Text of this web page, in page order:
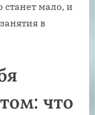
станет мало, и
в
что